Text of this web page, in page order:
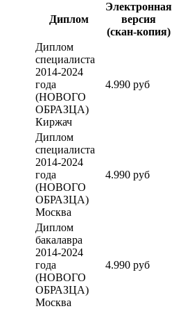
Диплом
Электронная
версия
(скан-копия)
Диплом
специалиста
2014-2024
года
(НОВОГО
ОБРАЗЦА)
Киржач
4.990 руб
Диплом
специалиста
2014-2024
года
(НОВОГО
ОБРАЗЦА)
Москва
4.990 руб
Диплом
бакалавра
2014-2024
года
(НОВОГО
ОБРАЗЦА)
Москва
4.990 руб